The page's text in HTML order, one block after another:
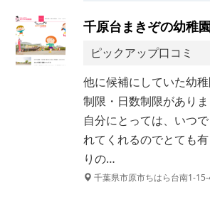
千原台まきぞの幼稚
ピックアップ口コミ
他に候補にしていた幼
制限・日数制限があり
自分にとっては、いつ
れてくれるのでとても
りの…
千葉県市原市ちはら台南1-